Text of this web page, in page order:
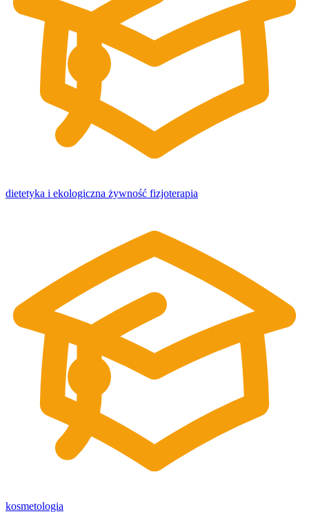
dietetyka i ekologiczna żywność fizjoterapia
kosmetologia